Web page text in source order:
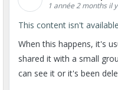
1 année 2 months il
This content isn't
When this happens, it's
shared it with a small
can see it or it's been